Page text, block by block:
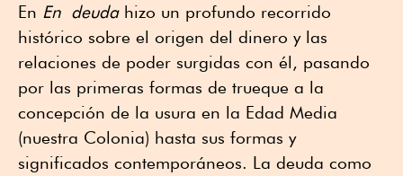
En En deudahizo un profundo recorrido
histórico sobre el origen del dinero y las
relaciones de poder surgidas con él, pasando
por las primeras formas de trueque a la
concepción de la usura en la Edad Media
(nuestra Colonia) hasta sus formas y
significados contemporáneos. La deuda como